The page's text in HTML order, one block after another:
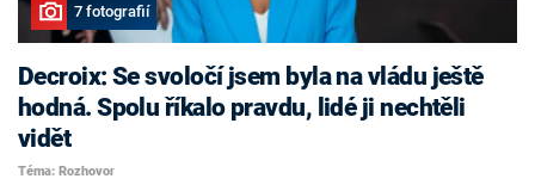
7 fotografií
Decroix: Se svoločí jsem byla na vládu ještě
hodná. Spolu říkalo pravdu, lidé ji nechtěli
vidět
Téma: Rozhovor